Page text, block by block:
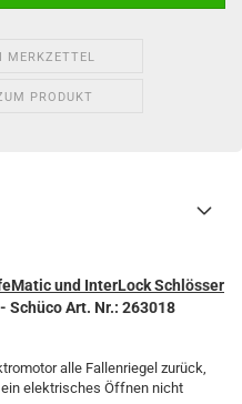
MERKZETTEL
PRODUKT
und InterLock Schlösser
Art. Nr.: 263018
alle Fallenriegel zurück,
elektrisches Öffnen nicht